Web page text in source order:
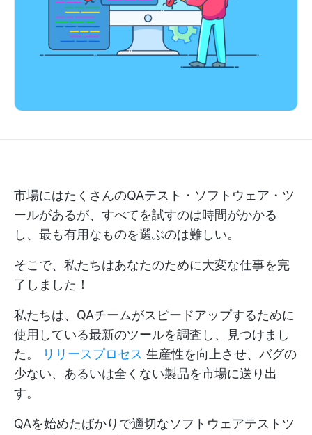
市場にはたくさんのQAテスト・ソフトウェア・ツ
ールがあるが、すべてを試すのは時間がかかる
し、最も有用なものを選ぶのは難しい。
そこで、私たちはあなたのために大変な仕事を完
了しました！
私たちは、QAチームがスピードアップするために
使用している最新のツールを調査し、見つけまし
た。
リリースプロセス 生産性を向上させ、バグの
少ない、あるいは全くない製品を市場に送り出
す。
QAを始めたばかりで適切なソフトウェアテストツ